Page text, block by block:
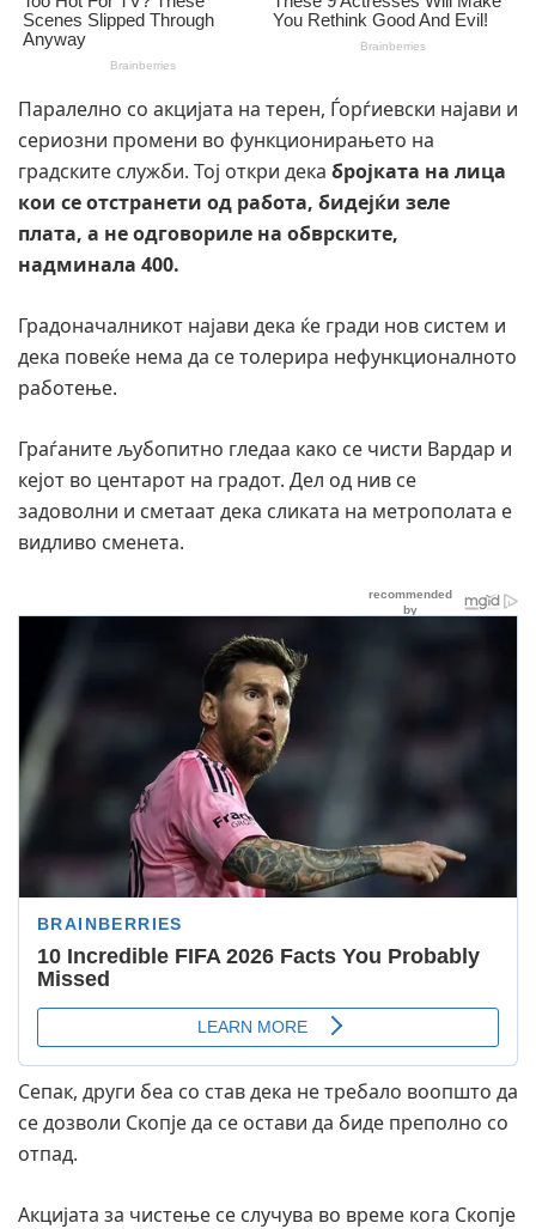
Паралелно со акцијата на терен, Ѓорѓиевски најави и
сериозни промени во функционирањето на
градските служби. Тој откри дека бројката на лица
кои се отстранети од работа, бидејќи зеле
плата, а не одговориле на обврските,
надминала 400.
Градоначалникот најави дека ќе гради нов систем и
дека повеќе нема да се толерира нефункционалното
работење.
Граѓаните љубопитно гледаа како се чисти Вардар и
кејот во центарот на градот. Дел од нив се
задоволни и сметаат дека сликата на метрополата е
видливо сменета.
Сепак, други беа со став дека не требало воопшто да
се дозволи Скопје да се остави да биде преполно со
отпад.
Акцијата за чистење се случува во време кога Скопје